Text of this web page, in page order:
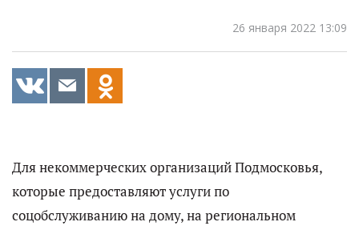
26 января 2022 13:09
Для некоммерческих организаций Подмосковья,
которые предоставляют услуги по
соцобслуживанию на дому, на региональном